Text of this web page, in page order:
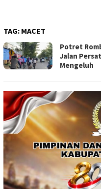
TAG: MACET
Potret
Jalan
Mengeluh